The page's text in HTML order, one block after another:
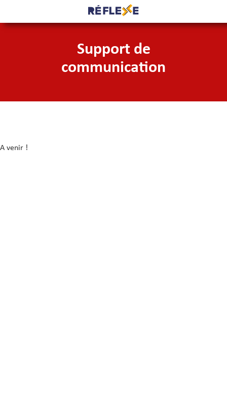
Support de
communication
A venir !